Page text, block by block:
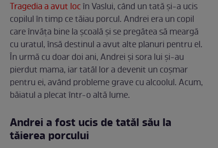
Tragedia a avut locîn Vaslui, când un tată și-a ucis
copilul în timp ce tăiau porcul. Andrei era un copil
care învăța bine la școală și se pregătea să meargă
cu uratul, însă destinul a avut alte planuri pentru el.
În urmă cu doar doi ani, Andrei și sora lui și-au
pierdut mama, iar tatăl lor a devenit un coșmar
pentru ei, având probleme grave cu alcoolul. Acum,
băiatul a plecat într-o altă lume.
Andrei a fost ucis de tatăl său la
tăierea porcului